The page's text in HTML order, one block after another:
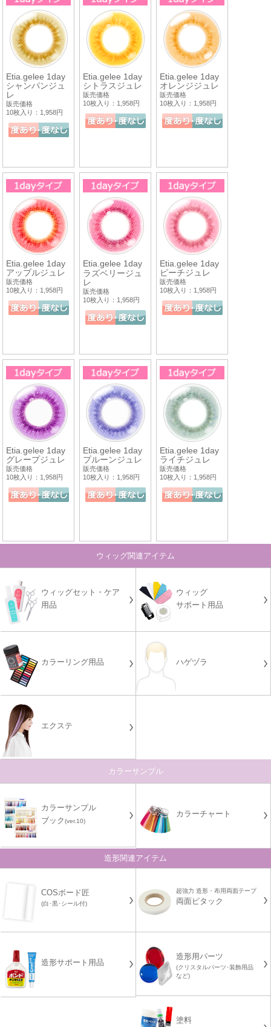
Etia.gelee 1day
シャンパンジュ
レ
販売価格
10枚入り：1,958円
Etia.gelee 1day
シトラスジュレ
販売価格
10枚入り：1,958円
Etia.gelee 1day
オレンジジュレ
販売価格
10枚入り：1,958円
Etia.gelee 1day
アップルジュレ
販売価格
10枚入り：1,958円
Etia.gelee 1day
ラズベリージュ
レ
販売価格
10枚入り：1,958円
Etia.gelee 1day
ピーチジュレ
販売価格
10枚入り：1,958円
Etia.gelee 1day
グレープジュレ
販売価格
10枚入り：1,958円
Etia.gelee 1day
プルーンジュレ
販売価格
10枚入り：1,958円
Etia.gelee 1day
ライチジュレ
販売価格
10枚入り：1,958円
ウィッグ関連アイテム
ウィッグセット・ケア
用品
ウィッグ
サポート用品
カラーリング用品 ハゲヅラ
エクステ
カラーサンプル
カラーサンプル
ブック(ver.10)
カラーチャート
造形関連アイテム
COSボード匠
(白･黒･シール付)
超強力 造形・布用両面テープ
両面ピタック
造形サポート用品
造形用パーツ
(クリスタルパーツ･装飾用品
など)
塗料